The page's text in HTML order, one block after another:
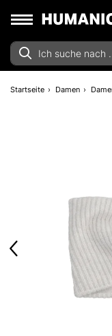
Startseite Damen